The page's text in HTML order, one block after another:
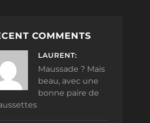
COMMENTS
LAURENT:
Maussade ? Mais
beau, avec une
bonne paire de